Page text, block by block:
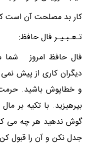
کار بد مصلحت آن است
تـعـبـیـر فال حافظ:
فال حافظ امروز شما
دیگران کاری از پیش نمی
و خطاپوش باشید.
بپرهیزید. با تکیه بر
گوش ندهید هر چه می
جدل نکن و آن را قبول